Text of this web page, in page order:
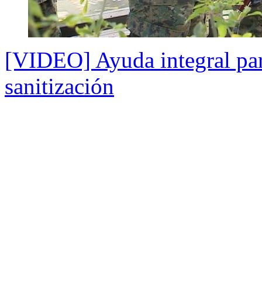
[VIDEO] Ayuda integral
sanitización